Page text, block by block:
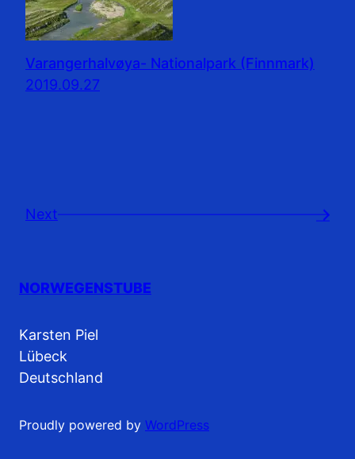
Varangerhalvøya- Nationalpark (Finnmark)
2019.09.27
Next →
NORWEGENSTUBE
Karsten Piel
Lübeck
Deutschland
Proudly powered by WordPress